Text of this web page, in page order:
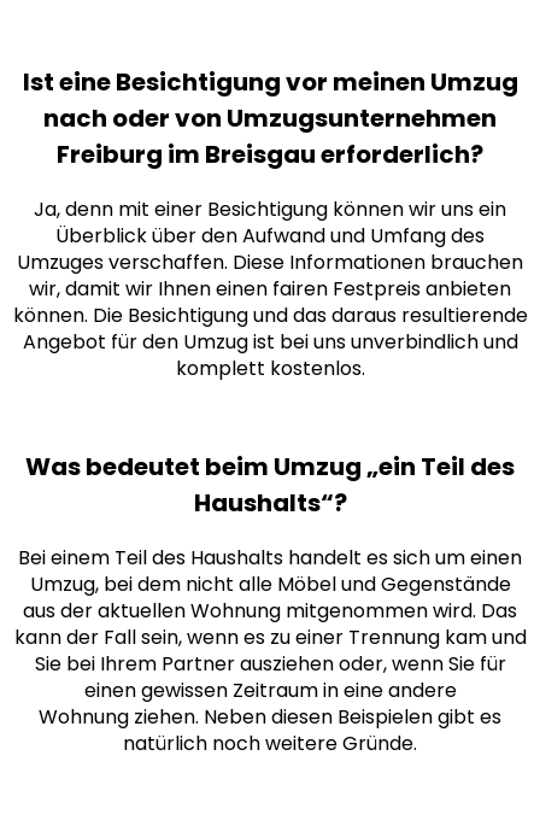
Ist eine Besichtigung vor meinen Umzug
nach oder von Umzugsunternehmen
Freiburg im Breisgau erforderlich?
Ja, denn mit einer Besichtigung können wir uns ein
Überblick über den Aufwand und Umfang des
Umzuges verschaffen. Diese Informationen brauchen
wir, damit wir Ihnen einen fairen Festpreis anbieten
können. Die Besichtigung und das daraus resultierende
Angebot für den Umzug ist bei uns unverbindlich und
komplett kostenlos.
Was bedeutet beim Umzug „ein Teil des
Haushalts“?
Bei einem Teil des Haushalts handelt es sich um einen
Umzug, bei dem nicht alle Möbel und Gegenstände
aus der aktuellen Wohnung mitgenommen wird. Das
kann der Fall sein, wenn es zu einer Trennung kam und
Sie bei Ihrem Partner ausziehen oder, wenn Sie für
einen gewissen Zeitraum in eine andere
Wohnung ziehen. Neben diesen Beispielen gibt es
natürlich noch weitere Gründe.